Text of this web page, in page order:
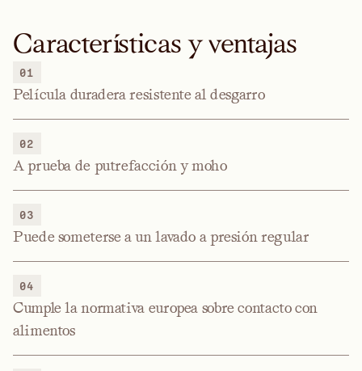
Características y ventajas
01
Película duradera resistente al desgarro
02
A prueba de putrefacción y moho
03
Puede someterse a un lavado a presión regular
04
Cumple la normativa europea sobre contacto con
alimentos